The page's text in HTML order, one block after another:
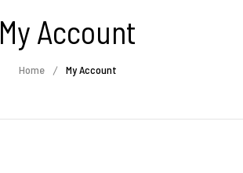
My Account
Home My Account